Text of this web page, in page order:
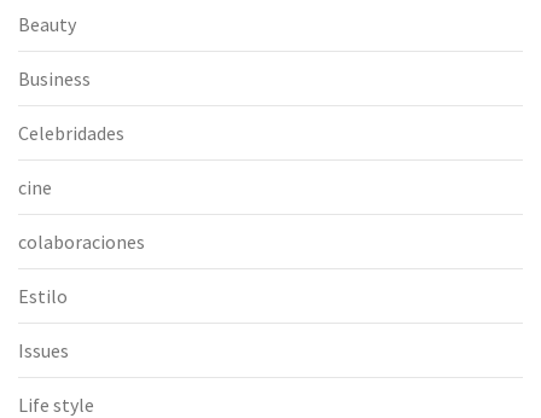
Beauty
Business
Celebridades
cine
colaboraciones
Estilo
Issues
Life style